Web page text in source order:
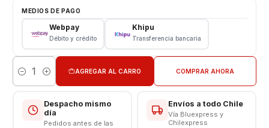
CONSULTE POR INSTALACIÓN EN TIENDA
MEDIOS DE PAGO
Webpay
Débito y crédito
Khipu
Transferencia bancaria
Cantidad
AGREGAR AL CARRO COMPRAR AHORA
Despacho mismo
día
Pedidos antes de las
Envíos a todo Chile
Vía Bluexpress y
Chilexpress